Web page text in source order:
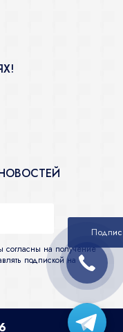
согласны на получение
подпиской на